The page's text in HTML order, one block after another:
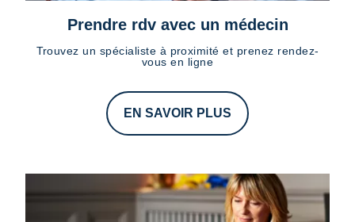
Prendre rdv avec un médecin
Trouvez un spécialiste à proximité et prenez rendez-
vous en ligne
EN SAVOIR PLUS